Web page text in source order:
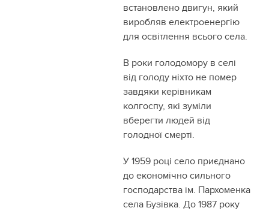
встановлено двигун, який
виробляв електроенергію
для освітлення всього села.
В роки голодомору в селі
від голоду ніхто не помер
завдяки керівникам
колгоспу, які зуміли
вберегти людей від
голодної смерті.
У 1959 році село приєднано
до економічно сильного
господарства ім. Пархоменка
села Бузівка. До 1987 року